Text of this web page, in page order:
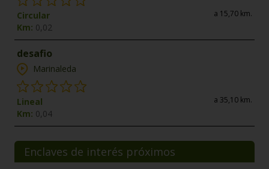
Circular
Km: 0,02
a 15,70 km.
desafio
Marinaleda
Lineal
Km: 0,04
a 35,10 km.
Enclaves de interés próximos